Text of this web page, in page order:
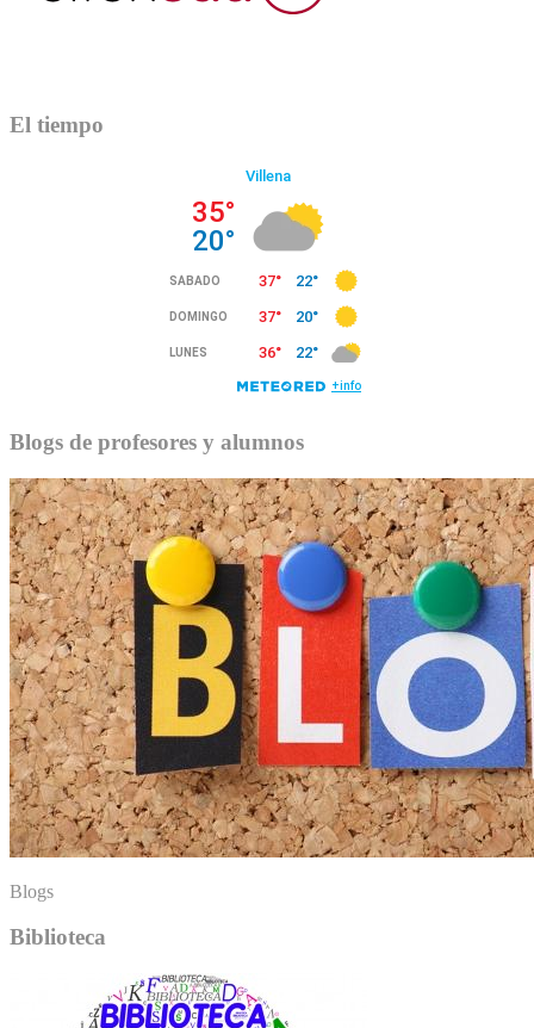
El tiempo
Blogs de profesores y alumnos
Blogs
Biblioteca